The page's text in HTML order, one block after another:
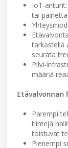
IoT-
tai painetta
tarkastella
seurata
Pilvi-
määriä
Etävalvonnan
Parempi
tiimejä
toistuvat
Pienempi